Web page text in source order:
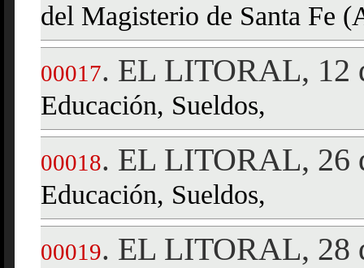
del Magisterio de Santa Fe
00017. EL LITORAL, 12
Educación, Sueldos,
00018. EL LITORAL, 26
Educación, Sueldos,
00019. EL LITORAL, 28